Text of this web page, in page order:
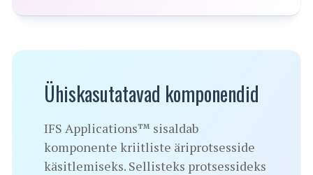
Ühiskasutatavad komponendid
IFS Applications™ sisaldab
komponente kriitliste äriprotsesside
käsitlemiseks. Sellisteks protsessideks